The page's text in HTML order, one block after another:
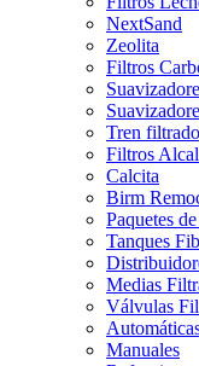
NextSand
Zeolita
Filtros
Tren
Filtros
Calcita
Birm
Paquetes
Tanques
Medias
Válvulas
Manuales